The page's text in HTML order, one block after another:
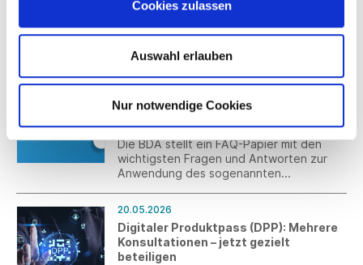
Cookies zulassen
Auswahl erlauben
Nur notwendige Cookies
Bei der Jahrestagung 2026 blickte
Südwesttextil auf die wirtschaftlich
schwierige Lage und auf acht Jahrzehnte
Verbandsgeschichte zurück.
21.05.2026
des Bundestariftreuegesetzes
veröffentlicht
Die BDA stellt ein FAQ-Papier mit den
wichtigsten Fragen und Antworten zur
Anwendung des sogenannten
getreten ist.
20.05.2026
Digitaler Produktpass (DPP): Mehrere
Konsultationen – jetzt gezielt
beteiligen